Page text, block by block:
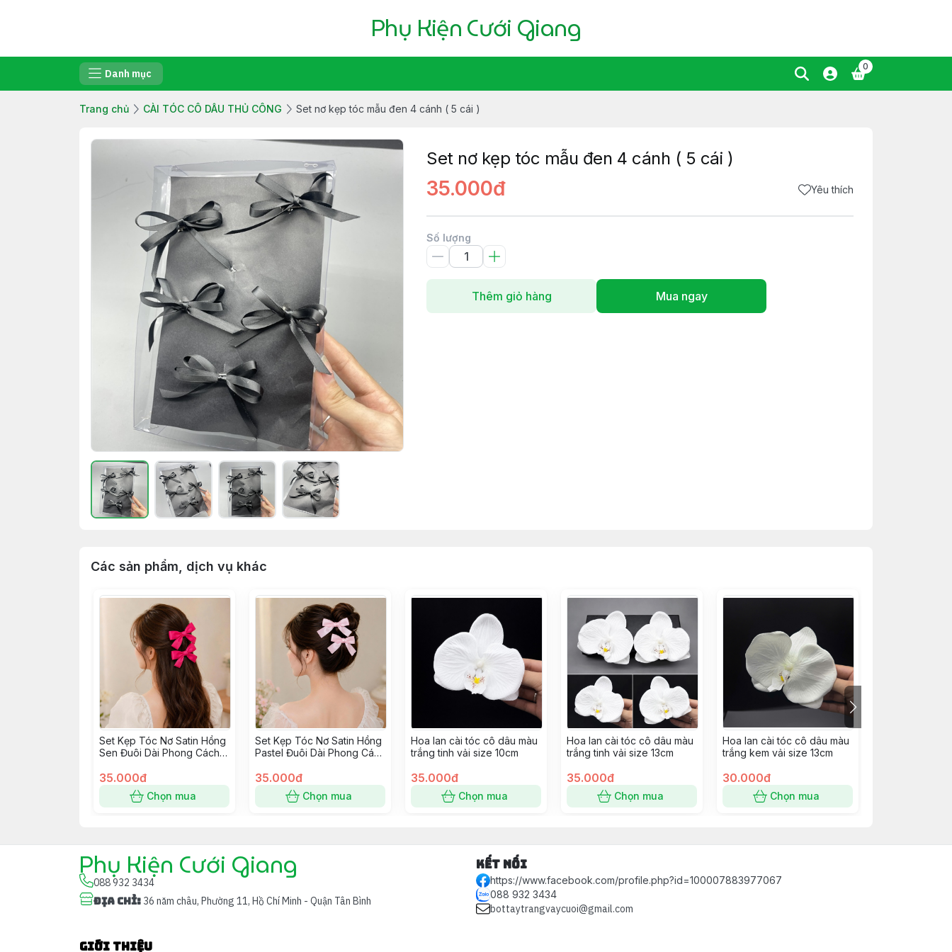
Phụ Kiện Cưới Giang
Danh mục
0
Trang chủ CÀI TÓC CÔ DÂU THỦ CÔNG Set nơ kẹp tóc mẫu đen 4 cánh ( 5 cái )
Set nơ kẹp tóc mẫu đen 4 cánh ( 5 cái )
35.000đ Yêu thích
Số lượng
Thêm giỏ hàng Mua ngay
Các sản phẩm, dịch vụ khác
Set Kẹp Tóc Nơ Satin Hồng
Sen Đuôi Dài Phong Cách
35.000đ
Chọn mua
Set Kẹp Tóc Nơ Satin Hồng
Pastel Đuôi Dài Phong Cách
35.000đ
Chọn mua
Hoa lan cài tóc cô dâu màu
trắng tinh vải size 10cm
35.000đ
Chọn mua
Hoa lan cài tóc cô dâu màu
trắng tinh vải size 13cm
35.000đ
Chọn mua
Hoa lan cài tóc cô dâu màu
trắng kem vải size 13cm
30.000đ
Chọn mua
Phụ Kiện Cưới Giang
088 932 3434
Địa chỉ: 36 năm châu, Phường 11, Hồ Chí Minh - Quận Tân Bình
Kết nối
https://www.facebook.com/profile.php?id=100007883977067
088 932 3434
bottaytrangvaycuoi@gmail.com
Giới thiệu